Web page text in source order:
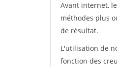
Avant internet,
méthodes plus
de résultat.
L'utilisation de
fonction des